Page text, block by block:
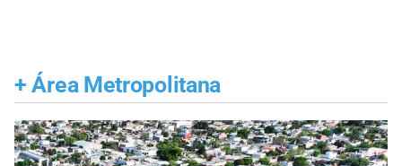
+ Área Metropolitana